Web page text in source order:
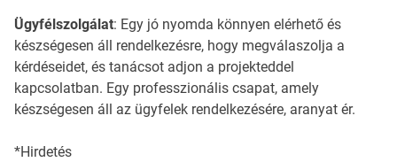
Ügyfélszolgálat: Egy jó nyomda könnyen elérhető és
készségesen áll rendelkezésre, hogy megválaszolja a
kérdéseidet, és tanácsot adjon a projekteddel
kapcsolatban. Egy professzionális csapat, amely
készségesen áll az ügyfelek rendelkezésére, aranyat ér.
*Hirdetés